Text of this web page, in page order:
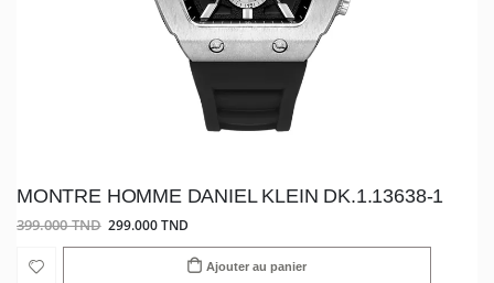
MONTRE HOMME DANIEL KLEIN DK.1.13638-1
399.000 TND 299.000 TND
Ajouter au panier